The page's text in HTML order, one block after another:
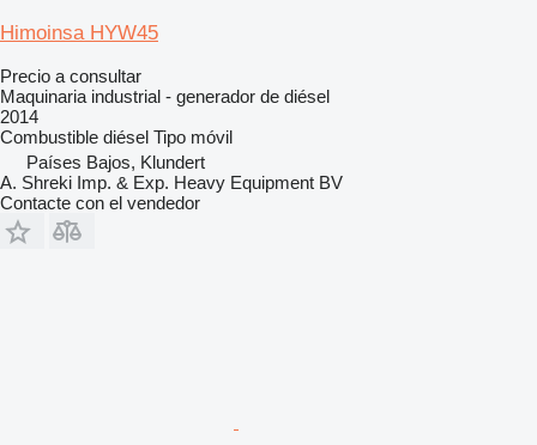
Himoinsa HYW45
Precio a consultar
Maquinaria industrial - generador de diésel
2014
Combustible diésel Tipo móvil
Países Bajos, Klundert
A. Shreki Imp. & Exp. Heavy Equipment BV
Contacte con el vendedor